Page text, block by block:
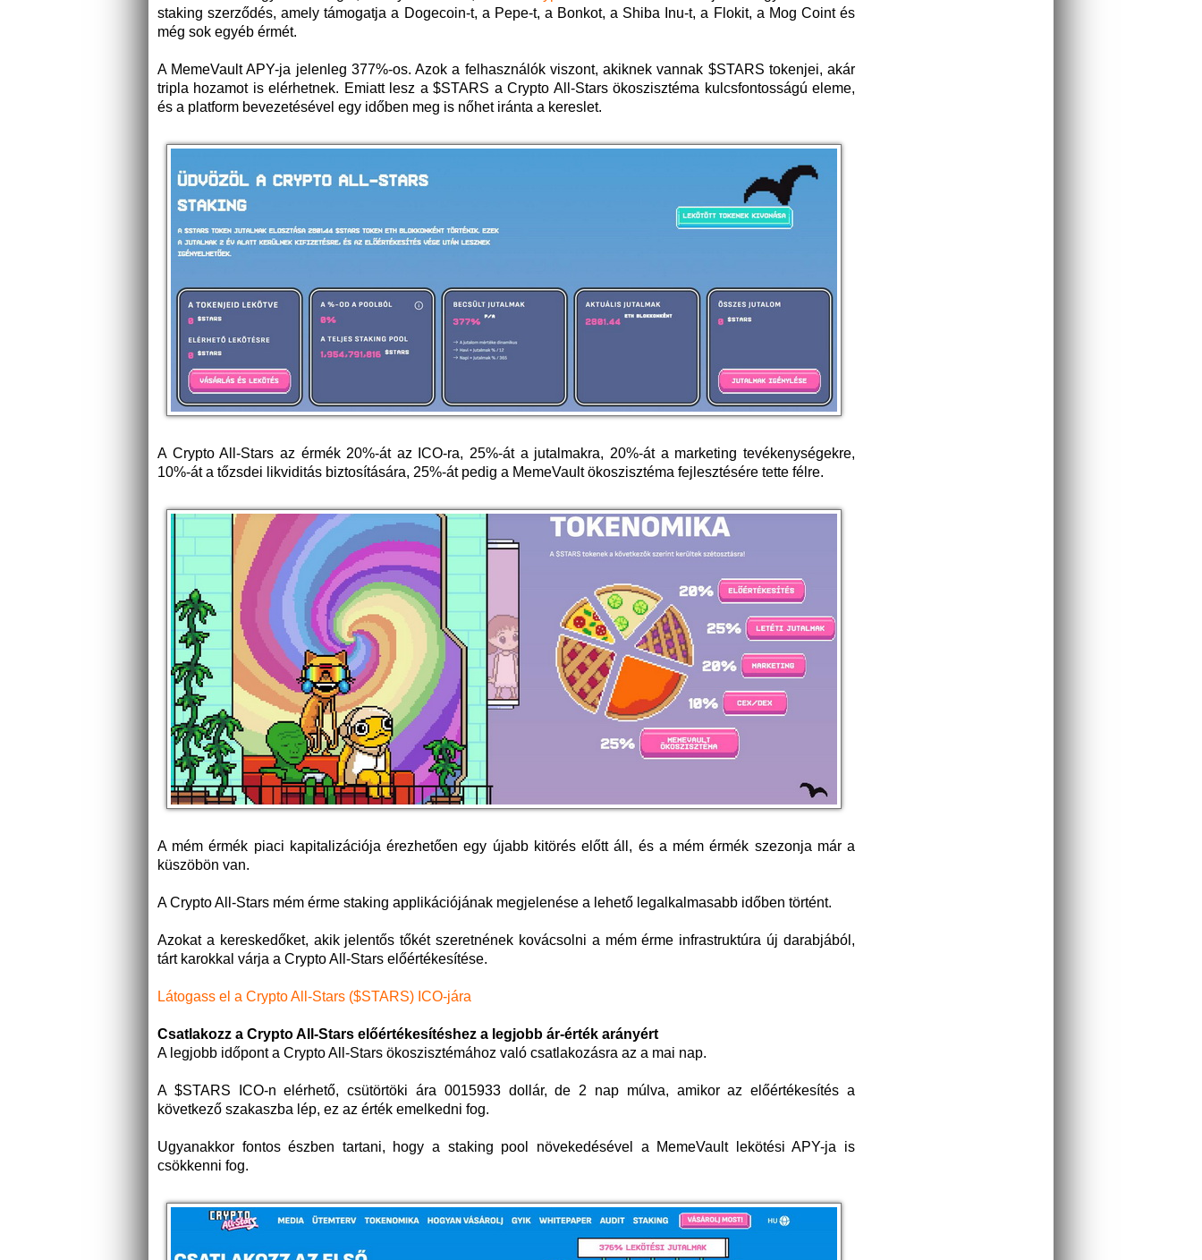
staking szerződés, amely támogatja a Dogecoin-t, a Pepe-t, a Bonkot, a Shiba Inu-t, a Flokit, a Mog Coint és
még sok egyéb érmét.
A MemeVault APY-ja jelenleg 377%-os. Azok a felhasználók viszont, akiknek vannak $STARS tokenjei, akár
tripla hozamot is elérhetnek. Emiatt lesz a $STARS a Crypto All-Stars ökoszisztéma kulcsfontosságú eleme,
és a platform bevezetésével egy időben meg is nőhet iránta a kereslet.
A Crypto All-Stars az érmék 20%-át az ICO-ra, 25%-át a jutalmakra, 20%-át a marketing tevékenységekre,
10%-át a tőzsdei likviditás biztosítására, 25%-át pedig a MemeVault ökoszisztéma fejlesztésére tette félre.
A mém érmék piaci kapitalizációja érezhetően egy újabb kitörés előtt áll, és a mém érmék szezonja már a
küszöbön van.
A Crypto All-Stars mém érme staking applikációjának megjelenése a lehető legalkalmasabb időben történt.
Azokat a kereskedőket, akik jelentős tőkét szeretnének kovácsolni a mém érme infrastruktúra új darabjából,
tárt karokkal várja a Crypto All-Stars előértékesítése.
Látogass el a Crypto All-Stars ($STARS) ICO-jára
Csatlakozz a Crypto All-Stars előértékesítéshez a legjobb ár-érték arányért
A legjobb időpont a Crypto All-Stars ökoszisztémához való csatlakozásra az a mai nap.
A $STARS ICO-n elérhető, csütörtöki ára 0015933 dollár, de 2 nap múlva, amikor az előértékesítés a
következő szakaszba lép, ez az érték emelkedni fog.
Ugyanakkor fontos észben tartani, hogy a staking pool növekedésével a MemeVault lekötési APY-ja is
csökkenni fog.